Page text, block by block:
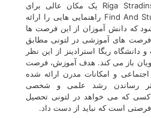
به طور خلاصه، دانشگاه Riga Stradins یک مکان عالی برای
تحصیل در لتونی است. Find And Study راهنمایی هایی را ارائه
که دانش آموزان از این فرصت ها
فرصت های آموزشی در لتونی مطابق
دانشگاه ریگا استرادینز از این نظر
باز می کند. هدف آموزش، فرصت
و امکانات مدرن ارائه شده
رساندن رشد علمی و شخصی
که می خواهد در لتونی تحصیل
فرصتی است که نباید از دست داد.